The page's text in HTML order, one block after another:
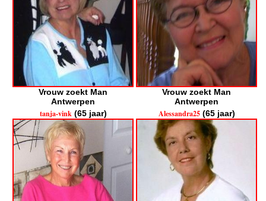
Vrouw zoekt Man
Antwerpen
Vrouw zoekt Man
Antwerpen
tanja-vink(65 jaar) Alessandra25(65 jaar)